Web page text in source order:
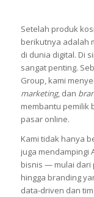
Setelah produk
berikutnya adalah
di dunia digital. Di
sangat penting.
Group, kami
marketing, dan
membantu pemilik
pasar online.
Kami tidak hanya
juga mendampingi
bisnis — mulai dari
hingga branding
data-driven dan